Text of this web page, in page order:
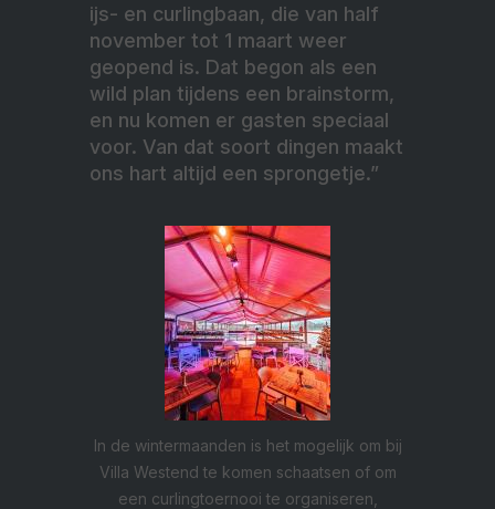
ijs- en curlingbaan, die van half
november tot 1 maart weer
geopend is. Dat begon als een
wild plan tijdens een brainstorm,
en nu komen er gasten speciaal
voor. Van dat soort dingen maakt
ons hart altijd een sprongetje.”
In de wintermaanden is het mogelijk om bij
Villa Westend te komen schaatsen of om
een curlingtoernooi te organiseren,